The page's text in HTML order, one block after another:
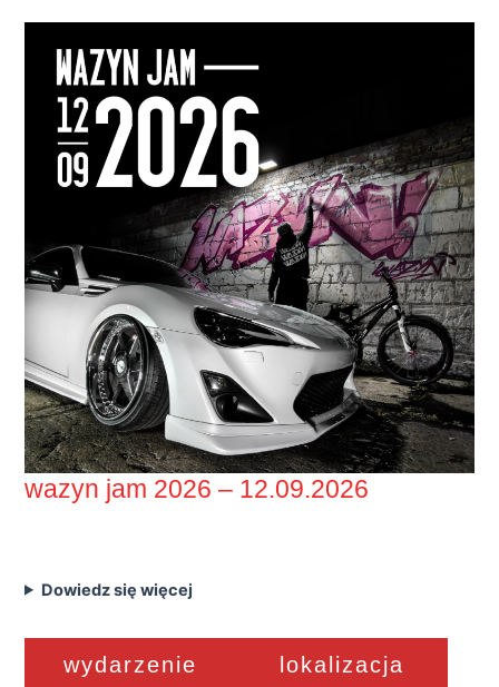
wazyn jam 2026 – 12.09.2026
Dowiedz się więcej
wydarzenie lokalizacja